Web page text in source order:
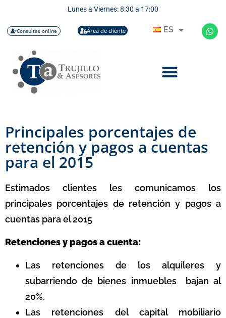
Lunes a Viernes: 8:30 a 17:00
Consultas online Área de cliente ES
Principales porcentajes de
retención y pagos a cuentas
para el 2015
Estimados clientes les comunicamos los
principales porcentajes de retención y pagos a
cuentas para el 2015
Retenciones y pagos a cuenta:
Las retenciones de los alquileres y
subarriendo de bienes inmuebles bajan al
20%.
Las retenciones del capital mobiliario